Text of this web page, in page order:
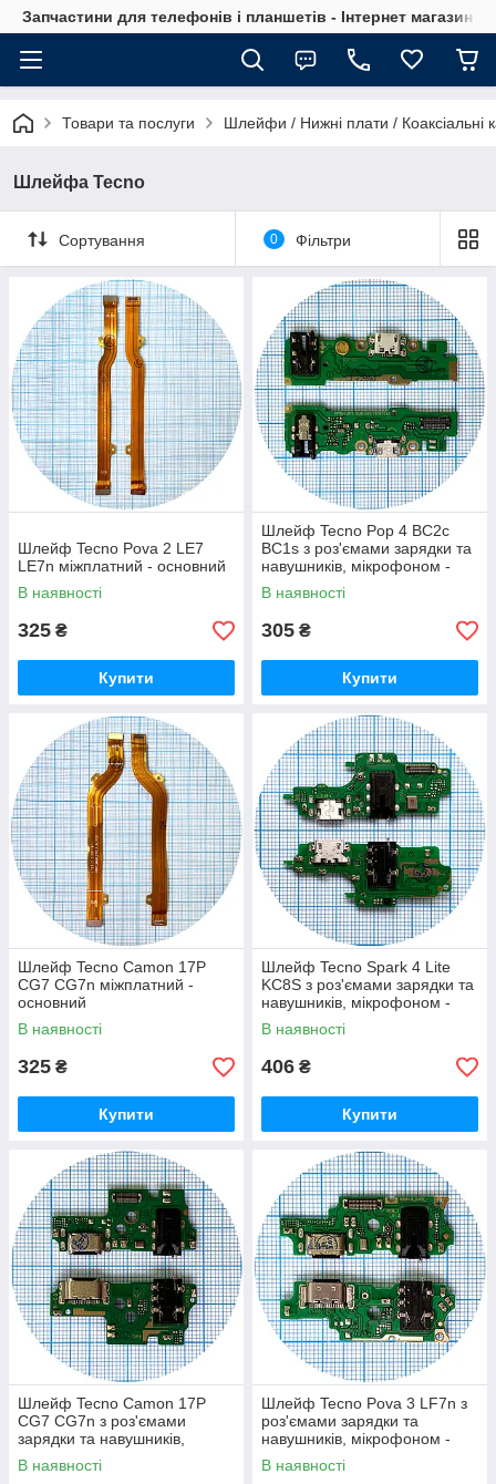
Запчастини для телефонів і планшетів - Інтернет магазин
Товари та послуги Шлейфи / Нижні плати / Коаксіальні
Шлейфа Tecno
Сортування 0 Фільтри
Шлейф Tecno Pova 2 LE7
LE7n міжплатний - основний
В наявності
325 ₴
Купити
Шлейф Tecno Pop 4 BC2c
BC1s з роз'ємами зарядки та
навушників, мікрофоном -
нижня плата (AAA)
В наявності
305 ₴
Купити
Шлейф Tecno Camon 17P
CG7 CG7n міжплатний -
основний
В наявності
325 ₴
Купити
Шлейф Tecno Spark 4 Lite
KC8S з роз'ємами зарядки та
навушників, мікрофоном -
нижня плата (AAA)
В наявності
406 ₴
Купити
Шлейф Tecno Camon 17P
CG7 CG7n з роз'ємами
зарядки та навушників,
мікрофоном - нижня плата
AAA - аналог
В наявності
Шлейф Tecno Pova 3 LF7n з
роз'ємами зарядки та
навушників, мікрофоном -
нижня плата (AAA)
В наявності